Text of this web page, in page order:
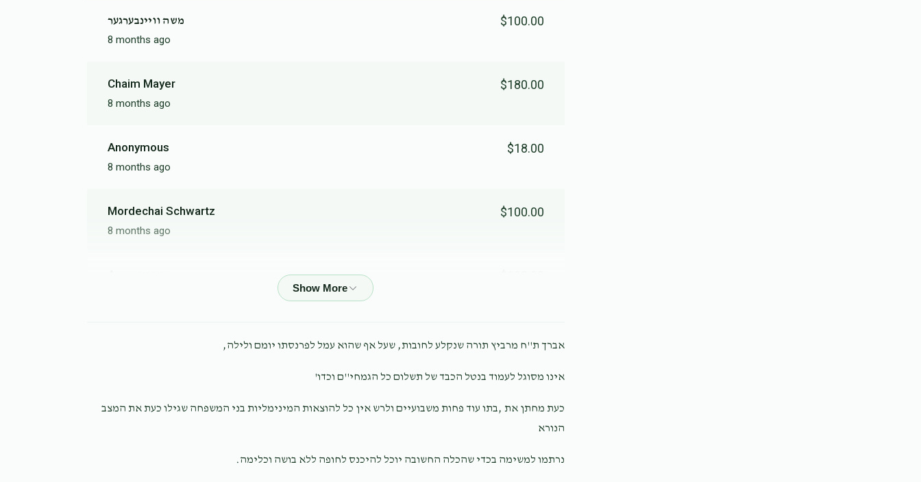
משה וויינבערגער
8 months ago
$100.00
Chaim Mayer
8 months ago
$180.00
Anonymous
8 months ago
$18.00
Mordechai Schwartz
8 months ago
$100.00
$10.00
Hershy Mayer $180.00
$100.00
אברך ת''ח מרביץ תורה שנקלע לחובות, שעל אף שהוא עמל לפרנסתו יומם ולילה,
אינו מסוגל לעמוד בנטל הכבד של תשלום כל הגמחי''ם וכדו'
כעת מחתן את ,בתו עוד פחות משבועיים ולרש אין כל להוצאות המינימליות בני המשפחה שגילו כעת את המצב
הנורא
נרתמו למשימה בכדי שהכלה החשובה יוכל להיכנס לחופה ללא בושה וכלימה.